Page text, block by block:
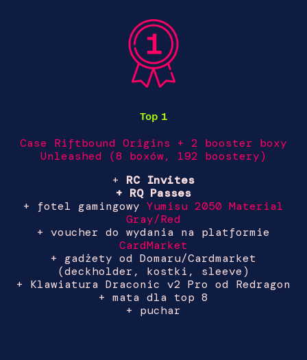
Top 1
Case Riftbound Origins + 2 booster boxy
Unleashed (8 boxów, 192 boostery)
+ RC Invites
+ RQ Passes
+ fotel gamingowy Yumisu 2050 Material
Gray/Red
+ voucher do wydania na platformie
CardMarket
+ gadżety od Domaru/Cardmarket
(deckholder, kostki, sleeve)
+ Klawiatura Draconic v2 Pro od Redragon
+ mata dla top 8
+ puchar